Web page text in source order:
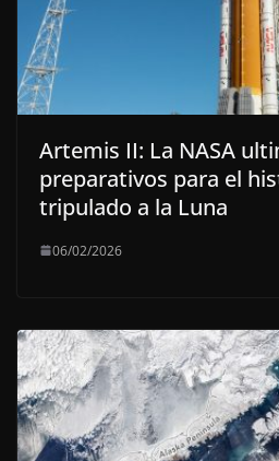
Artemis II: La NASA
preparativos para el
tripulado a la Luna
06/02/2026